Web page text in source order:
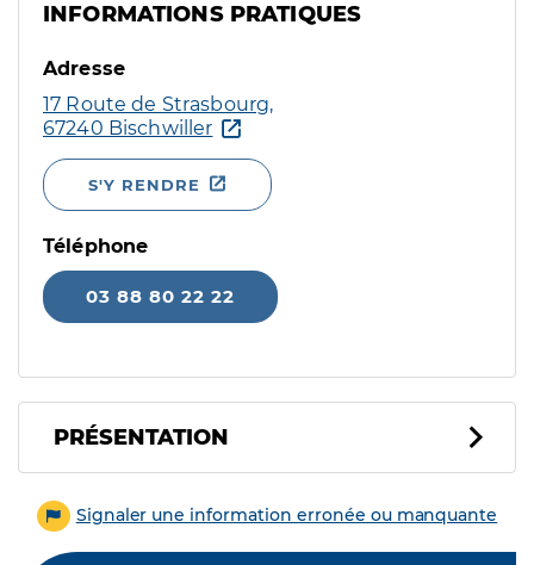
INFORMATIONS PRATIQUES
Adresse
17 Route de Strasbourg,
67240 Bischwiller
S'Y RENDRE
Téléphone
03 88 80 22 22
PRÉSENTATION
Signaler une information erronée ou manquante